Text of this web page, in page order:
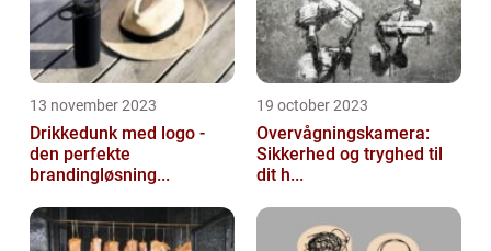
13 november 2023
Drikkedunk med logo -
den perfekte
brandingløsning...
19 october 2023
Overvågningskamera:
Sikkerhed og tryghed til
dit h...